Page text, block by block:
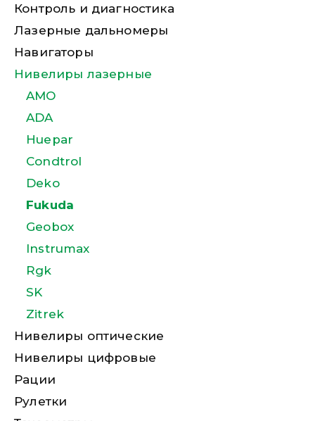
Контроль и диагностика
Лазерные дальномеры
Навигаторы
Нивелиры лазерные
AMO
ADA
Huepar
Condtrol
Deko
Fukuda
Geobox
Instrumax
Rgk
SK
Zitrek
Нивелиры оптические
Нивелиры цифровые
Рации
Рулетки